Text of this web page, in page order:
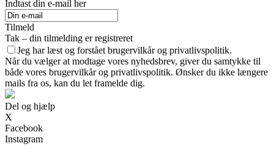
Indtast din e-mail her
Tilmeld
Tak – din tilmelding er registreret
Jeg har læst og forstået brugervilkår og privatlivspolitik.
Når du vælger at modtage vores nyhedsbrev, giver du samtykke til
både vores brugervilkår og privatlivspolitik. Ønsker du ikke længere
mails fra os, kan du let framelde dig.
Del og hjælp
X
Facebook
Instagram